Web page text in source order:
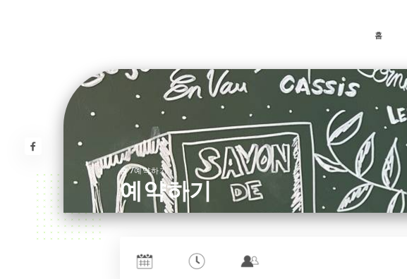
홈
홈/예약하기
예약하기